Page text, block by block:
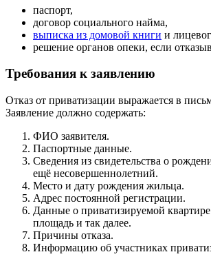
паспорт,
договор социального найма,
выписка из домовой книги и
решение органов опеки, если
Требования к заявлению
Отказ от приватизации выражается в
Заявление должно содержать:
ФИО заявителя.
Паспортные данные.
Сведения из свидетельства о
ещё несовершеннолетний.
Место и дату рождения жильца.
Адрес постоянной регистрации.
Данные о приватизируемой
площадь и так далее.
Причины отказа.
Информацию об участниках